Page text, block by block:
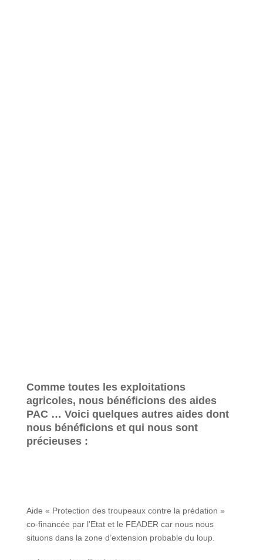
Comme toutes les exploitations
agricoles, nous bénéficions des aides
PAC … Voici quelques autres aides dont
nous bénéficions et qui nous sont
précieuses :
Aide « Protection des troupeaux contre la prédation »
co-financée par l’Etat et le FEADER car nous nous
situons dans la zone d’extension probable du loup.